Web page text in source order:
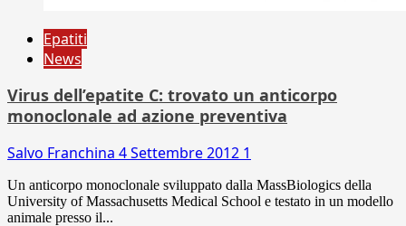
Epatiti
News
Virus dell’epatite C: trovato un anticorpo
monoclonale ad azione preventiva
Salvo Franchina 4 Settembre 2012 1
Un anticorpo monoclonale sviluppato dalla MassBiologics della
University of Massachusetts Medical School e testato in un modello
animale presso il...